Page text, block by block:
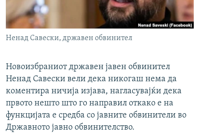
Ненад Савески, државен обвинител
Новоизбраниот државен јавен обвинител
Ненад Савески вели дека никогаш нема да
коментира ничија изјава, нагласувајќи дека
првото нешто што го направил откако е на
функцијата е средба со јавните обвинители во
Државното јавно обвинителство.